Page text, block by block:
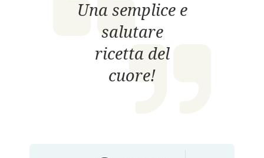
Una semplice e
salutare
ricetta del
cuore!